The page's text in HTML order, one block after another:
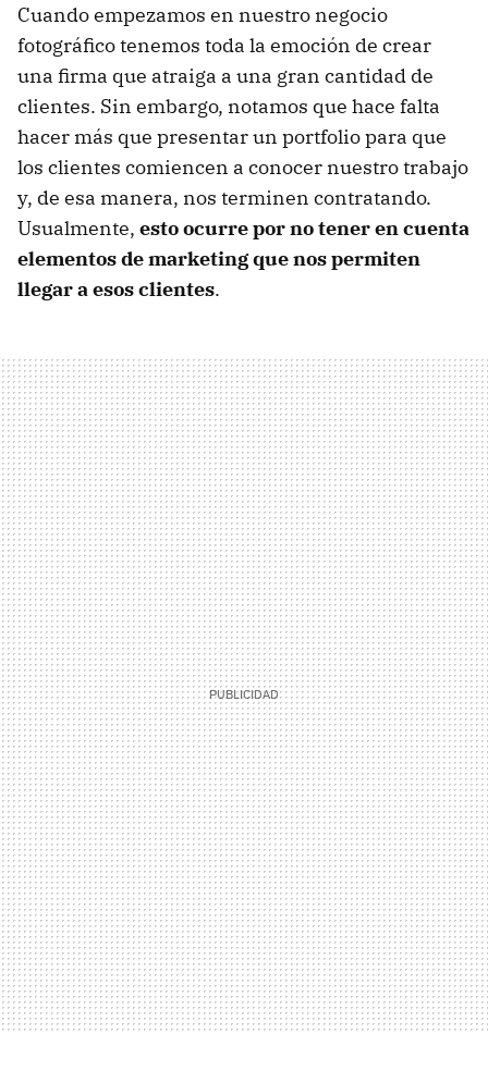
Cuando empezamos en nuestro negocio
fotográfico tenemos toda la emoción de crear
una firma que atraiga a una gran cantidad de
clientes. Sin embargo, notamos que hace falta
hacer más que presentar un portfolio para que
los clientes comiencen a conocer nuestro trabajo
y, de esa manera, nos terminen contratando.
Usualmente, esto ocurre por no tener en cuenta
elementos de marketing que nos permiten
llegar a esos clientes.